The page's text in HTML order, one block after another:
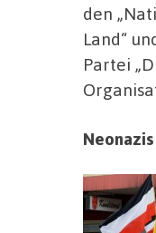
den
Land“
Partei